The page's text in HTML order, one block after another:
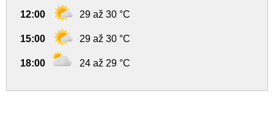
12:00 29 až 30 °C
15:00 29 až 30 °C
18:00 24 až 29 °C